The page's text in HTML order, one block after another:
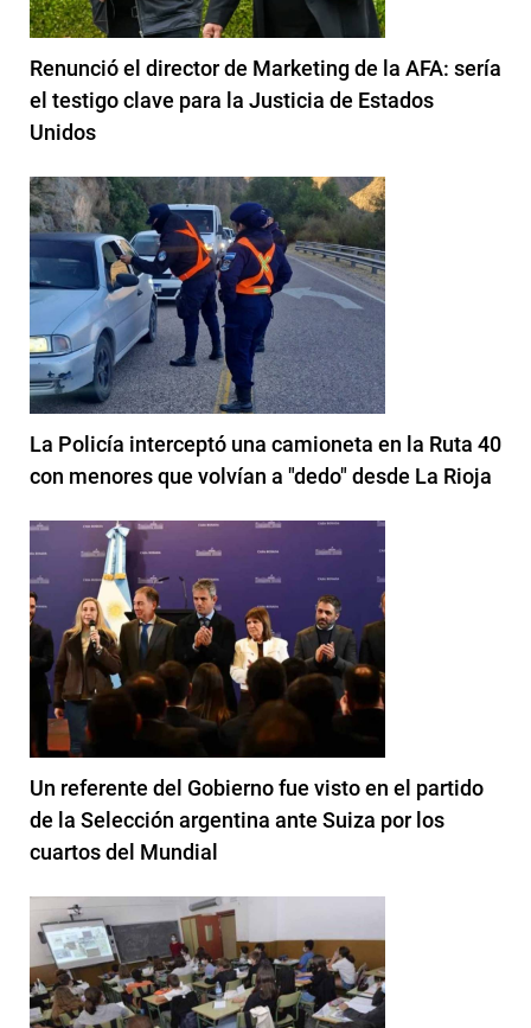
Renunció el director de Marketing de la AFA: sería
el testigo clave para la Justicia de Estados
Unidos
La Policía interceptó una camioneta en la Ruta 40
con menores que volvían a "dedo" desde La Rioja
Un referente del Gobierno fue visto en el partido
de la Selección argentina ante Suiza por los
cuartos del Mundial